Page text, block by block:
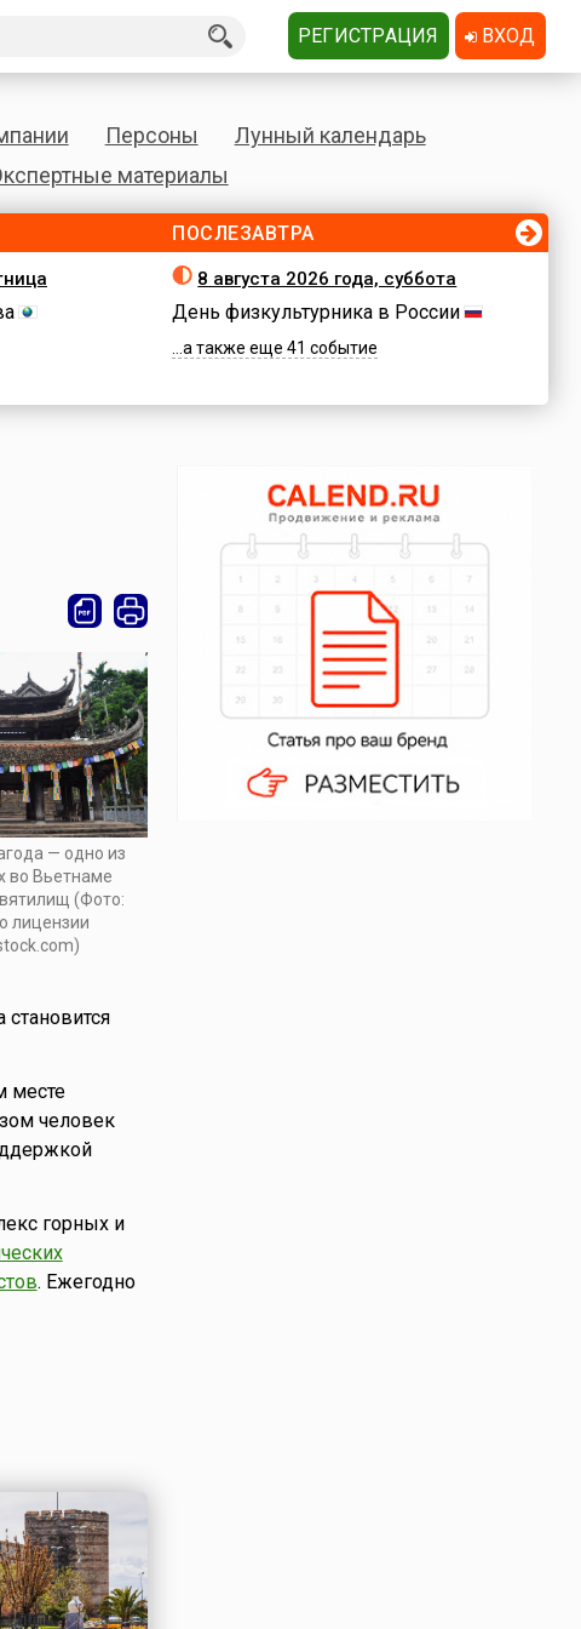
Персоны
Лунный календарь
материалы
ПОСЛЕЗАВТРА
8 августа 2026 года, суббота
День физкультурника в России
...а также еще 41 событие
— одно из
во Вьетнаме
(Фото:
лицензии
месте
человек
горных и
. Ежегодно
РЕГИСТРАЦИЯ ВХОД